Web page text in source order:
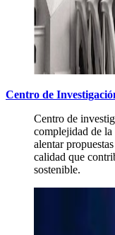
Centro de
Centro de
complejidad de
alentar
calidad que
sostenible.